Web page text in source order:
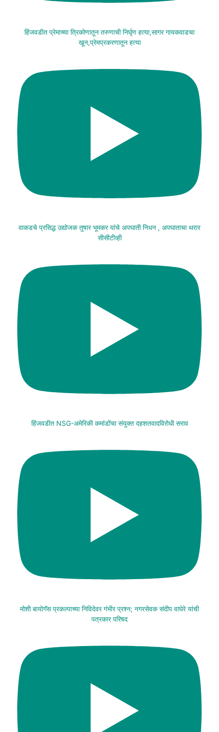
हिंजवडीत प्रेमाच्या त्रिकोणातून तरुणाची निर्घृण हत्या,सागर गायकवाडचा
खून,प्रेमप्रकरणातून हत्या
वाकडचे प्रसिद्ध उद्योजक तुषार भूमकर यांचे अपघाती निधन , अपघाताचा थरार
सीसीटीव्ही
हिंजवडीत NSG-अमेरिकी कमांडोंचा संयुक्त दहशतवादविरोधी सराव
मोशी बायोगॅस प्रकल्पाच्या निविदेवर गंभीर प्रश्न; नगरसेवक संदीप वाघेरे यांची
पत्रकार परिषद